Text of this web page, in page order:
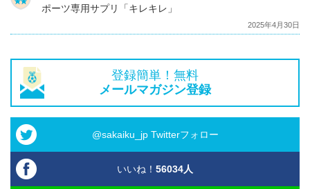
ポーツ専用サプリ「キレキレ」
2025年4月30日
登録簡単！無料
メールマガジン登録
@sakaiku_jp Twitterフォロー
いいね！ 56034人